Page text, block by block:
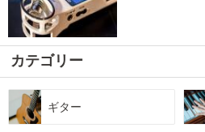
カテゴリー
ギター